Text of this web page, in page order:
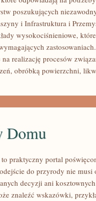
poszukujących
i Infrastruktura i
wysokociśnieniowe,
na realizację procesów
obróbką powierzchni,
Domu
to praktyczny portal
do przyrody nie
decyzji ani
znaleźć wskazówki,